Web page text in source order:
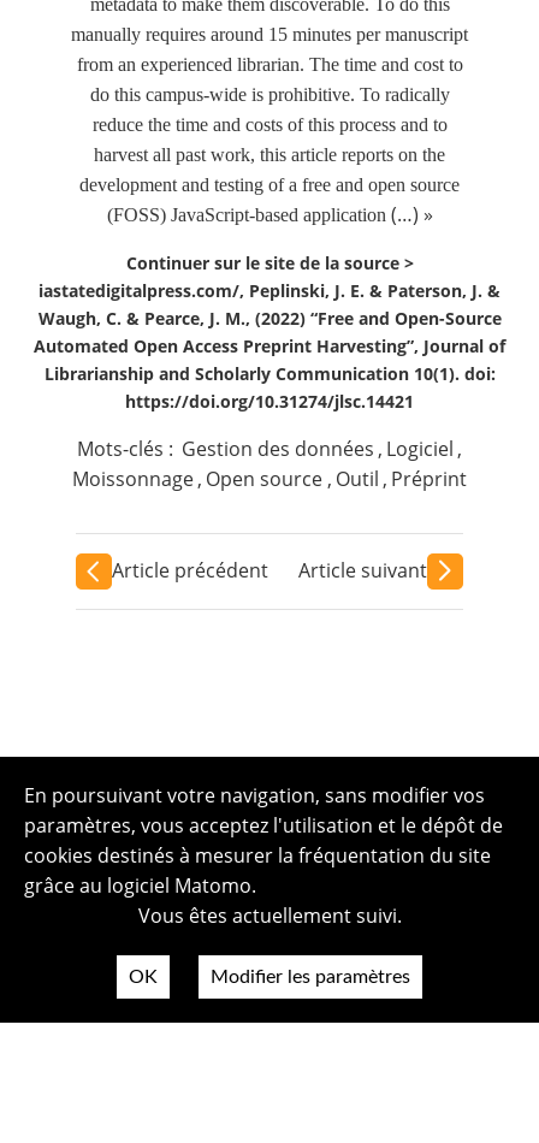
manually requires around 15 minutes per manuscript
from an experienced librarian. The time and cost to
do this campus-wide is prohibitive. To radically
reduce the time and costs of this process and to
harvest all past work, this article reports on the
development and testing of a free and open source
(FOSS) JavaScript-based application(…) »
Continuer sur le site de la source >
iastatedigitalpress.com/, Peplinski, J. E. & Paterson, J. &
Waugh, C. & Pearce, J. M., (2022) “Free and Open-Source
Automated Open Access Preprint Harvesting”, Journal of
Librarianship and Scholarly Communication 10(1). doi:
https://doi.org/10.31274/jlsc.14421
Mots-clés : Gestion des données , Logiciel ,
Moissonnage, Open source , Outil , Préprint
Article précédent Article suivant
En poursuivant votre navigation, sans modifier vos
paramètres, vous acceptez l'utilisation et le dépôt de
cookies destinés à mesurer la fréquentation du site
grâce au logiciel Matomo.
Vous êtes actuellement suivi.
OK Modifier les paramètres